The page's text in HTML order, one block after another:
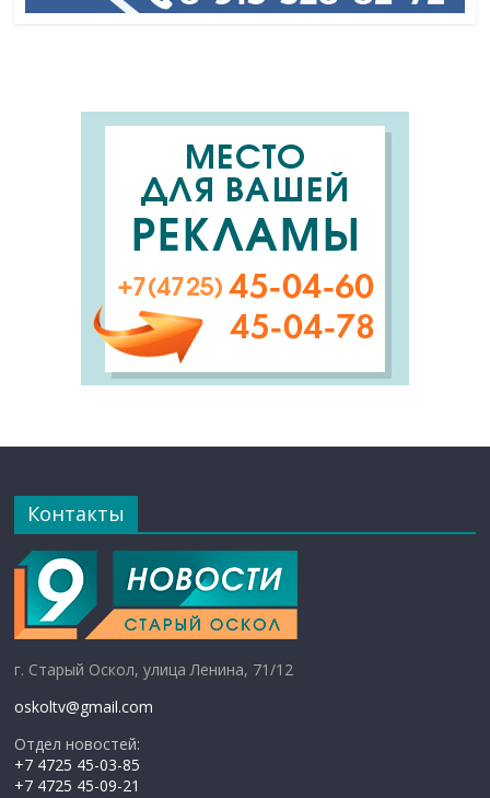
Контакты
г. Старый Оскол, улица Ленина, 71/12
oskoltv@gmail.com
Отдел новостей:
+7 4725 45-03-85
+7 4725 45-09-21